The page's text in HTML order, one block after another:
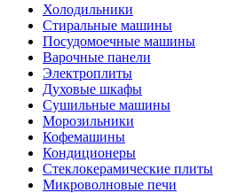
Холодильники
Стиральные машины
Посудомоечные машины
Варочные панели
Электроплиты
Духовые шкафы
Сушильные машины
Морозильники
Кофемашины
Кондиционеры
Стеклокерамические плиты
Микроволновые печи